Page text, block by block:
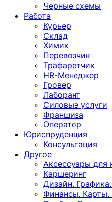
Черные схемы
Работа
Курьер
Склад
Химик
Перевозчик
Трафаретчик
HR-Менеджер
Гровер
Лаборант
Силовые услуги
Франшиза
Оператор
Юриспруденция
Консультация
Другoе
Аксессуары для
Каршеринг
Дизайн.
Финансы. Карты.